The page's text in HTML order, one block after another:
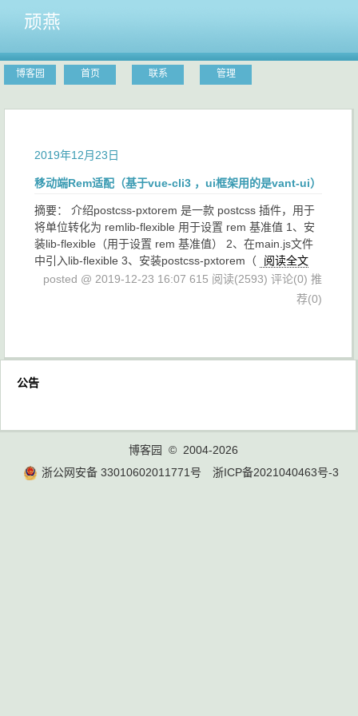
顽燕
博客园 首页 联系 管理
2019年12月23日
移动端Rem适配（基于vue-cli3 ，ui框架用的是vant-ui）
摘要： 介绍postcss-pxtorem 是一款 postcss 插件，用于
将单位转化为 remlib-flexible 用于设置 rem 基准值 1、安
装lib-flexible（用于设置 rem 基准值） 2、在main.js文件
中引入lib-flexible 3、安装postcss-pxtorem（
阅读全文
posted @ 2019-12-23 16:07 615 阅读(2593) 评论(0) 推
荐(0)
公告
博客园
© 2004-2026
浙公网安备 33010602011771号
浙ICP备2021040463号-3